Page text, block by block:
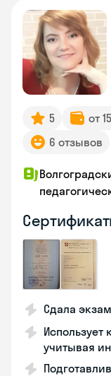
5 от
6 отзывов
Сдала
учитывая